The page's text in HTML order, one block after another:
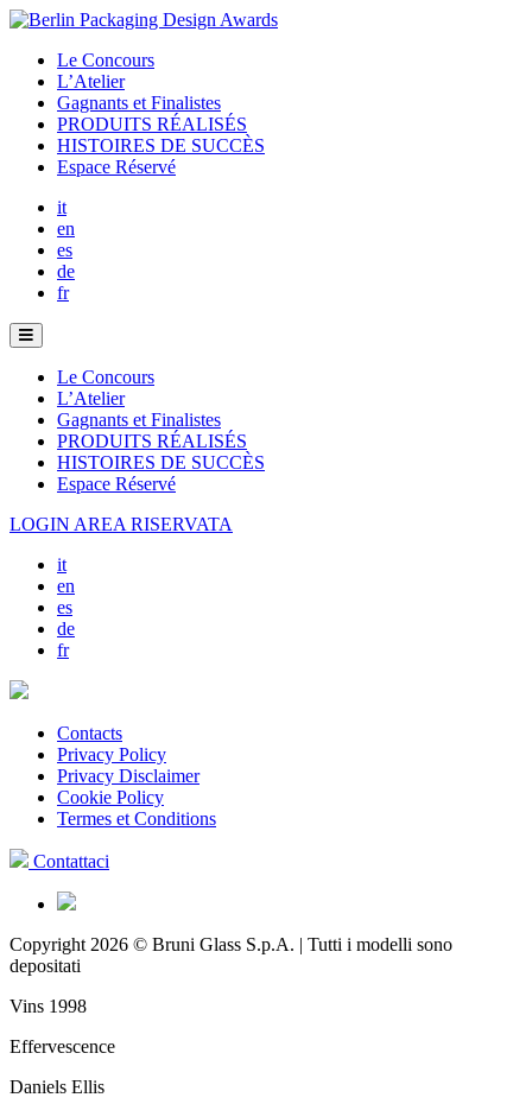
Le Concours
L’Atelier
Gagnants et Finalistes
PRODUITS RÉALISÉS
HISTOIRES DE SUCCÈS
Espace Réservé
it
en
es
de
fr
Le Concours
L’Atelier
Gagnants et Finalistes
PRODUITS RÉALISÉS
HISTOIRES DE SUCCÈS
Espace Réservé
LOGIN AREA RISERVATA
it
en
es
de
fr
Contacts
Privacy Policy
Privacy Disclaimer
Cookie Policy
Termes et Conditions
Contattaci
Copyright 2026 © Bruni Glass S.p.A. | Tutti i modelli sono
depositati
Vins 1998
Effervescence
Daniels Ellis